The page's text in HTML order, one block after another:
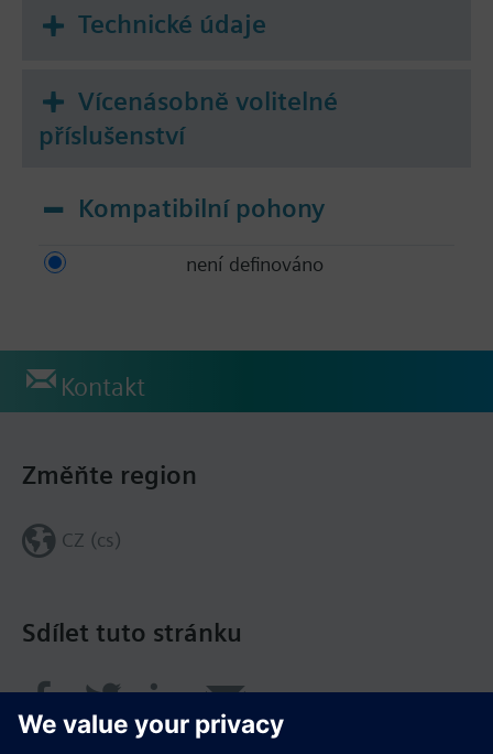
Technické údaje
Vícenásobně volitelné
příslušenství
Kompatibilní pohony
není definováno
Kontakt
Sdílet tuto stránku
Změňte region
CZ (cs)